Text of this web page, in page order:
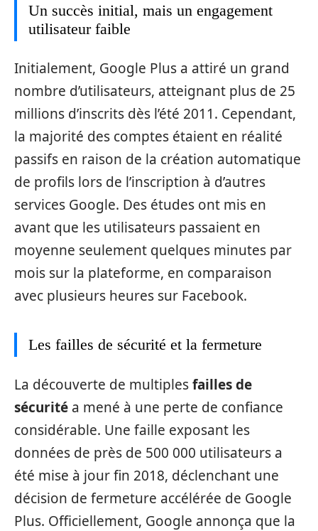
Un succès initial, mais un engagement
utilisateur faible
Initialement, Google Plus a attiré un grand
nombre d’utilisateurs, atteignant plus de 25
millions d’inscrits dès l’été 2011. Cependant,
la majorité des comptes étaient en réalité
passifs en raison de la création automatique
de profils lors de l’inscription à d’autres
services Google. Des études ont mis en
avant que les utilisateurs passaient en
moyenne seulement quelques minutes par
mois sur la plateforme, en comparaison
avec plusieurs heures sur Facebook.
Les failles de sécurité et la fermeture
La découverte de multiplesfailles de
sécurité a mené à une perte de confiance
considérable. Une faille exposant les
données de près de 500 000 utilisateurs a
été mise à jour fin 2018, déclenchant une
décision de fermeture accélérée de Google
Plus. Officiellement, Google annonça que la